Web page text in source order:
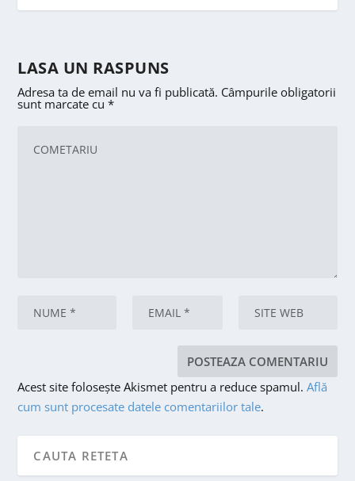
LASA UN RASPUNS
Adresa ta de email nu va fi publicată. Câmpurile obligatorii
sunt marcate cu*
Acest site folosește Akismet pentru a reduce spamul.Află
cum sunt procesate datele comentariilor tale.